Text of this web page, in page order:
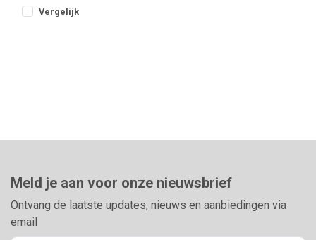
Feeders. Met één
Vergelijk
Meld je aan voor onze nieuwsbrief
Ontvang de laatste updates, nieuws en aanbiedingen via
email